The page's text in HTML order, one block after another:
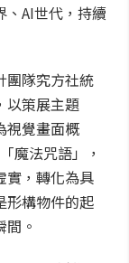
、AI世代，持續
團隊究方社統
以策展主題
視覺畫面概
魔法咒語」，
實，轉化為具
形構物件的起
。